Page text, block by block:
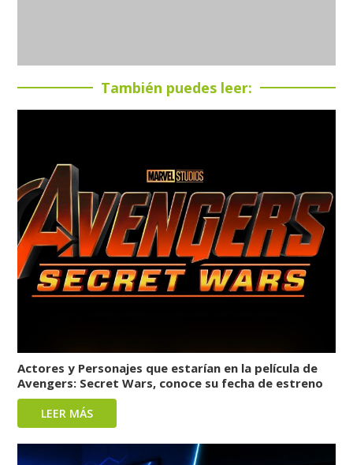
También puedes leer:
Actores y Personajes que estarían en la película de
Avengers: Secret Wars, conoce su fecha de estreno
LEER MÁS